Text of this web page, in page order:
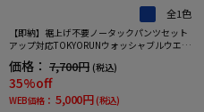
全1色
【即納】裾上げ不要ノータックパンツセット
アップ対応TOKYORUNウォッシャブルウエス
トシャーリングダブルフェイス生地ストレッ
チ通年
価格： 7,700円 (税込)
35%off
WEB価格： 5,000円 (税込)